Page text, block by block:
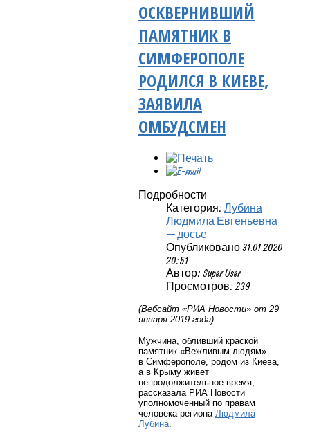
ОСКВЕРНИВШИЙ
ПАМЯТНИК В
СИМФЕРОПОЛЕ
РОДИЛСЯ В КИЕВЕ,
ЗАЯВИЛА
ОМБУДСМЕН
Подробности
Категория: Лубина
Людмила Евгеньевна
— досье
Опубликовано 31.01.2020
20:51
Автор: Super User
Просмотров: 239
(Вебсайт «РИА Новости» от 29
января 2019 года)
Мужчина, обливший краской
памятник «Вежливым людям»
в Симферополе, родом из Киева,
а в Крыму живет
непродолжительное время,
рассказала РИА Новости
уполномоченный по правам
человека региона Людмила
Лубина.